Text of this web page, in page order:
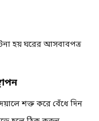
হয় ঘরের আসবাবপত্র
শক্ত করে বেঁধে দিন